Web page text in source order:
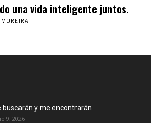
una vida inteligente juntos.
buscarán y me encontrarán
9, 2026